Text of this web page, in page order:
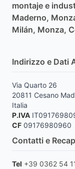
montaje e
Maderno,
Milán, Monza,
Indirizzo e Dati
Via Quarto 26
20811 Cesano
Italia
P.IVA
CF 09176980960
Contatti e
Tel +39 0362 54